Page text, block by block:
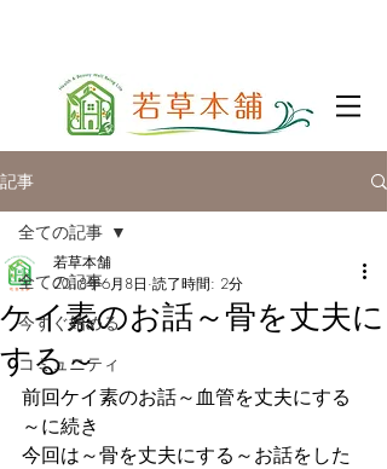
記事
全ての記事
今すぐ始める
コミュニティ
全ての記事
ケイ素のお話～骨を丈夫に
する～
若草本舗
2018年6月8日 読了時間: 2分
前回ケイ素のお話～血管を丈夫にする
～に続き
今回は～骨を丈夫にする～お話をした